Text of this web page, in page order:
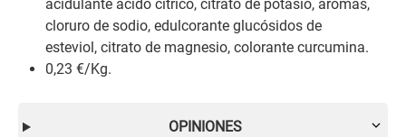
acidulante ácido cítrico, citrato de potasio, aromas,
cloruro de sodio, edulcorante glucósidos de
esteviol, citrato de magnesio, colorante curcumina.
0,23 €/Kg.
OPINIONES